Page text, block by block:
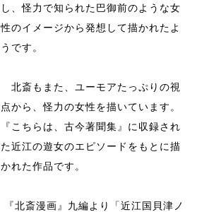
し、怪力で知られた巴御前のような女
性のイメージから発想して描かれたよ
うです。
北斎もまた、ユーモアたっぷりの視
点から、怪力の女性を描いています。
『こちらは、古今著聞集』に収録され
た近江の遊女のエピソードをもとに描
かれた作品です。
『北斎漫画』九編より「近江国貝津ノ